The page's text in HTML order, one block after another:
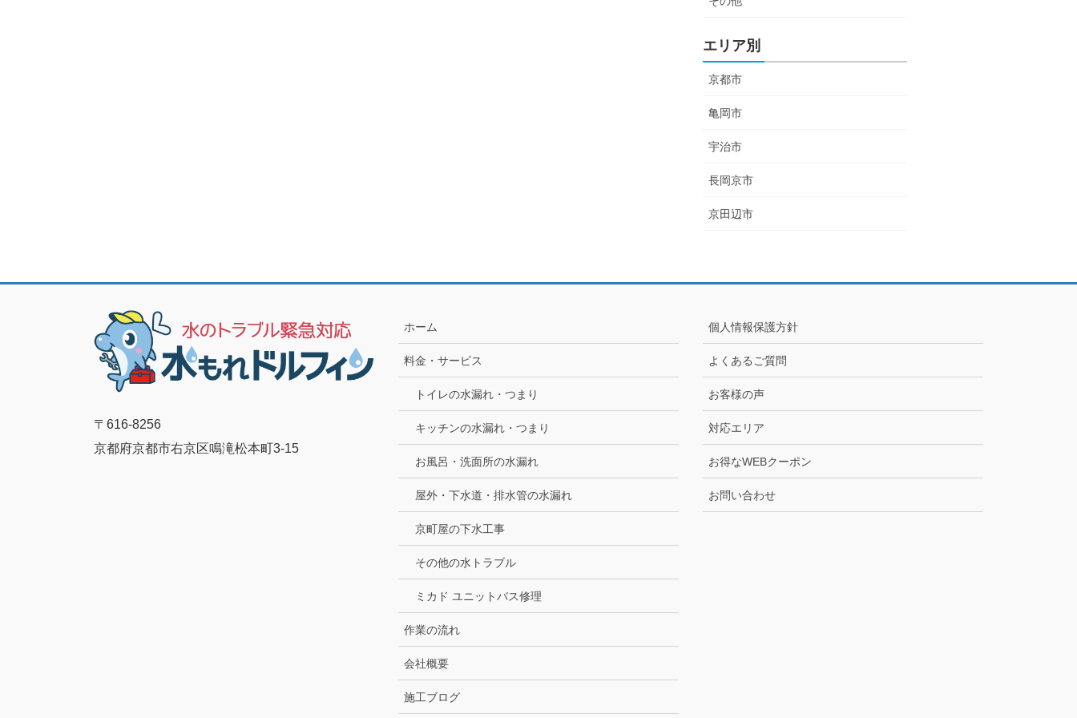
エリア別
京都市
亀岡市
宇治市
長岡京市
京田辺市
〒616-8256
京都府京都市右京区鳴滝松本町3-15
ホーム
料金・サービス
トイレの水漏れ・つまり
キッチンの水漏れ・つまり
お風呂・洗面所の水漏れ
屋外・下水道・排水管の水漏れ
京町屋の下水工事
その他の水トラブル
ミカド ユニットバス修理
作業の流れ
会社概要
施工ブログ
個人情報保護方針
よくあるご質問
お客様の声
対応エリア
お得なWEBクーポン
お問い合わせ